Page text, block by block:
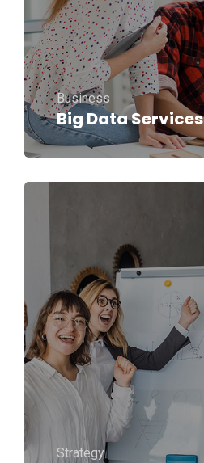
Big Data Services
Business
Strategy